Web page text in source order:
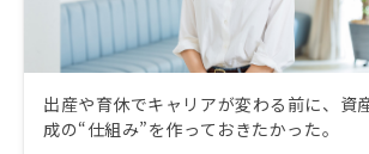
出産や育休でキャリアが変わる前に、資
成の“仕組み”を作っておきたかった。